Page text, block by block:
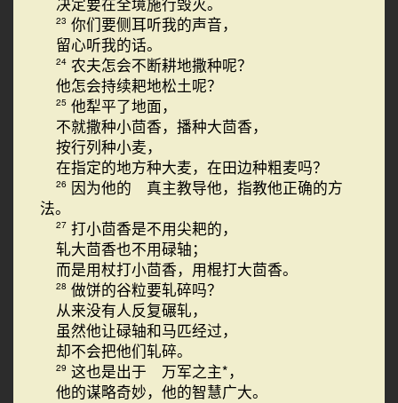
23 你们要侧耳听我的声音，
留心听我的话。
24 农夫怎会不断耕地撒种呢？
他怎会持续耙地松土呢？
25 他犁平了地面，
不就撒种小茴香，播种大茴香，
按行列种小麦，
在指定的地方种大麦，在田边种粗麦吗？
26 因为他的 真主教导他，指教他正确的方
法。
27 打小茴香是不用尖耙的，
轧大茴香也不用碌轴；
而是用杖打小茴香，用棍打大茴香。
28 做饼的谷粒要轧碎吗？
从来没有人反复碾轧，
虽然他让碌轴和马匹经过，
却不会把他们轧碎。
29 这也是出于 万军之主*，
他的谋略奇妙，他的智慧广大。